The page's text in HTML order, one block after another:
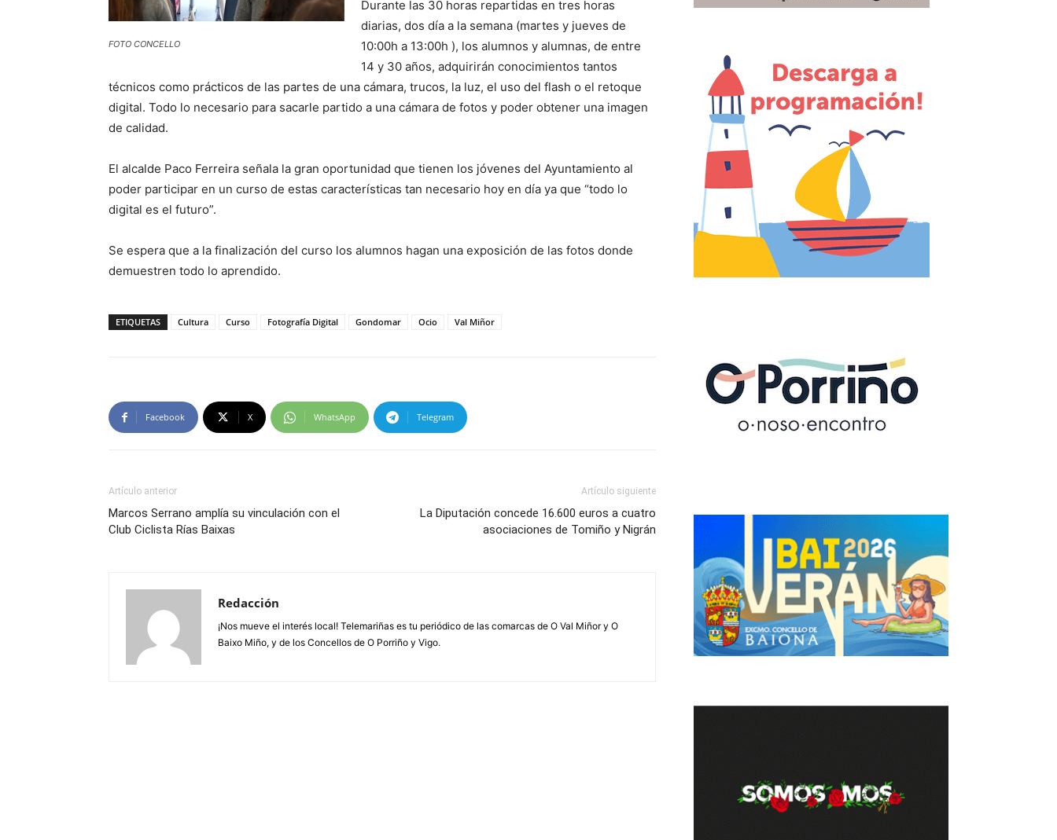
FOTO CONCELLO
Durante las 30 horas repartidas en tres horas
diarias, dos día a la semana (martes y jueves de
10:00h a 13:00h ), los alumnos y alumnas, de entre
14 y 30 años, adquirirán conocimientos tantos
técnicos como prácticos de las partes de una cámara, trucos, la luz, el uso del flash o el retoque
digital. Todo lo necesario para sacarle partido a una cámara de fotos y poder obtener una imagen
de calidad.
El alcalde Paco Ferreira señala la gran oportunidad que tienen los jóvenes del Ayuntamiento al
poder participar en un curso de estas características tan necesario hoy en día ya que “todo lo
digital es el futuro”.
Se espera que a la finalización del curso los alumnos hagan una exposición de las fotos donde
demuestren todo lo aprendido.
ETIQUETAS Cultura Curso Fotografía Digital Gondomar Ocio Val Miñor
Facebook X WhatsApp Telegram
Artículo anterior
Marcos Serrano amplía su vinculación con el
Club Ciclista Rías Baixas
Artículo siguiente
La Diputación concede 16.600 euros a cuatro
asociaciones de Tomiño y Nigrán
Redacción
¡Nos mueve el interés local! Telemariñas es tu periódico de las comarcas de O Val Miñor y O
Baixo Miño, y de los Concellos de O Porriño y Vigo.